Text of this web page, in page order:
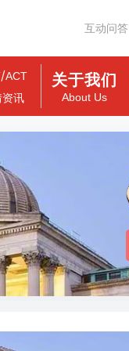
互动问答
/ACT
资讯
关于我们
About Us